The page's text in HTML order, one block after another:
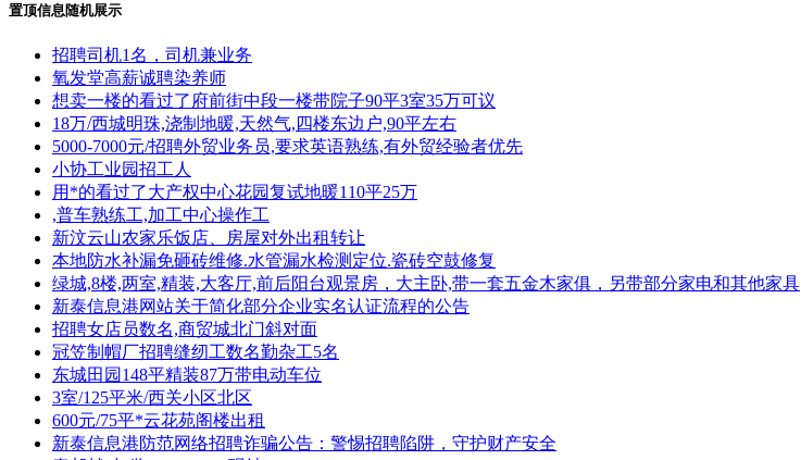
置顶信息随机展示
招聘司机1名，司机兼业务
氧发堂高薪诚聘染养师
想卖一楼的看过了府前街中段一楼带院子90平3室35万可议
18万/西城明珠,浇制地暖,天然气,四楼东边户,90平左右
5000-7000元/招聘外贸业务员,要求英语熟练,有外贸经验者优先
小协工业园招工人
用*的看过了大产权中心花园复试地暖110平25万
,普车熟练工,加工中心操作工
新汶云山农家乐饭店、房屋对外出租转让
本地防水补漏免砸砖维修.水管漏水检测定位.瓷砖空鼓修复
绿城,8楼,两室,精装,大客厅,前后阳台观景房，大主卧,带一套五金木家俱，另带部分家电和其他家具
新泰信息港网站关于简化部分企业实名认证流程的公告
招聘女店员数名,商贸城北门斜对面
冠笠制帽厂招聘缝纫工数名勤杂工5名
东城田园148平精装87万带电动车位
3室/125平米/西关小区北区
600元/75平*云花苑阁楼出租
新泰信息港防范网络招聘诈骗公告：警惕招聘陷阱，守护财产安全